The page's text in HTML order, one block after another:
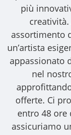
più
assortimento
un’artista
appassionato
nel
offerte. Ci
entro 48 ore
assicuriamo